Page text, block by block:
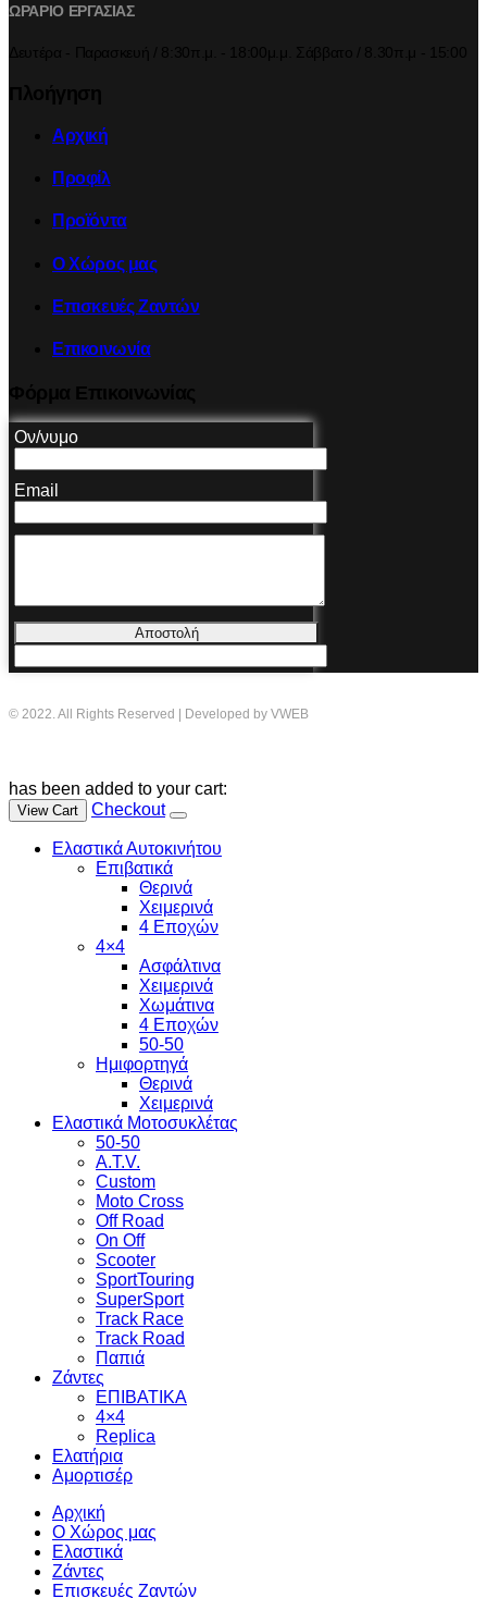
ΩΡΑΡΙΟ ΕΡΓΑΣΙΑΣ
Αρχική
Προφίλ
Προϊόντα
Ο Χώρος μας
Επισκευές Ζαντών
Επικοινωνία
Ον/νυμο
Email
Αποστολή
© 2022. All Rights Reserved | Developed by VWEB
has been added to your cart:
View Cart Checkout
Ελαστικά Αυτοκινήτου
Επιβατικά
Θερινά
Χειμερινά
4 Εποχών
4×4
Ασφάλτινα
Χειμερινά
Χωμάτινα
4 Εποχών
50-50
Ημιφορτηγά
Θερινά
Χειμερινά
Ελαστικά Μοτοσυκλέτας
50-50
A.T.V.
Custom
Moto Cross
Off Road
On Off
Scooter
SportTouring
SuperSport
Track Race
Track Road
Παπιά
Ζάντες
ΕΠΙΒΑΤΙΚΑ
4×4
Replica
Ελατήρια
Αμορτισέρ
Αρχική
Ο Χώρος μας
Ελαστικά
Ζάντες
Επισκευές Ζαντών